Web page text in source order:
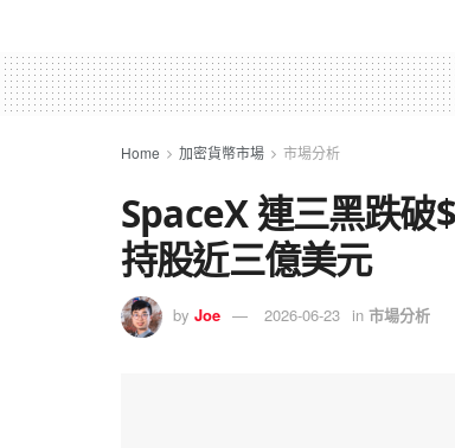
Home 加密貨幣市場 市場分析
SpaceX 連三黑跌破
持股近三億美元
by Joe 2026-06-23 in 市場分析